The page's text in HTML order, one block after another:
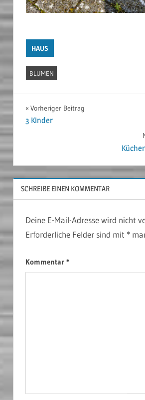
HAUS
BLUMEN
Beitragsnavigation
Vorheriger Beitrag
3 Kinder
SCHREIBE EINEN KOMMENTAR
Deine E-Mail-Adresse wird nicht
Erforderliche Felder sind mit *
Kommentar *